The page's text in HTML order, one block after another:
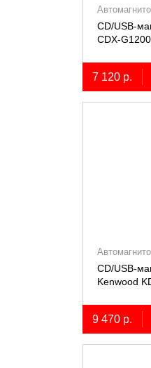
CD/USB-
СDX-
7 120 р.
CD/USB-
Kenwood
9 470 р.